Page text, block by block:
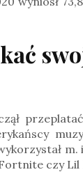
czy Lil